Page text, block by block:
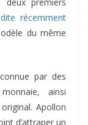
deux premiers
récemment
du même
par des
ainsi
Apollon
d’attraper un